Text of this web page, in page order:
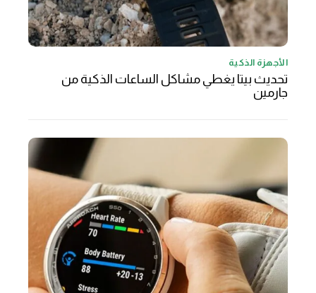
الأجهزة الذكية
تحديث بيتا يغطي مشاكل الساعات الذكية من
جارمين